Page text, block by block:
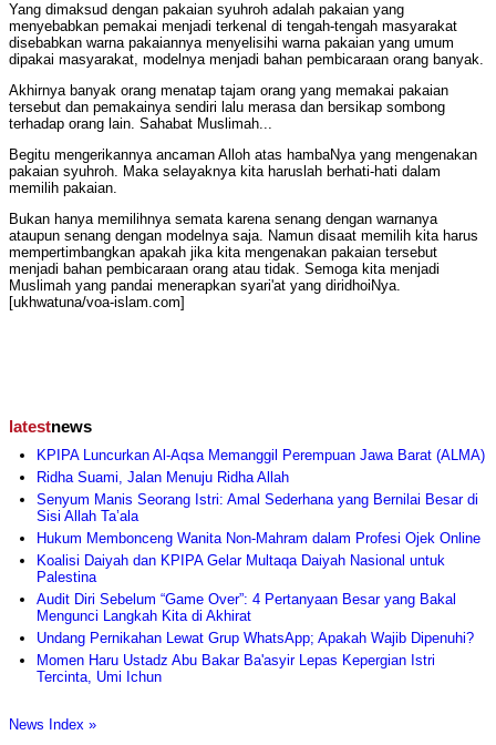
Yang dimaksud dengan pakaian syuhroh adalah pakaian yang
menyebabkan pemakai menjadi terkenal di tengah-tengah masyarakat
disebabkan warna pakaiannya menyelisihi warna pakaian yang umum
dipakai masyarakat, modelnya menjadi bahan pembicaraan orang banyak.
Akhirnya banyak orang menatap tajam orang yang memakai pakaian
tersebut dan pemakainya sendiri lalu merasa dan bersikap sombong
terhadap orang lain. Sahabat Muslimah...
Begitu mengerikannya ancaman Alloh atas hambaNya yang mengenakan
pakaian syuhroh. Maka selayaknya kita haruslah berhati-hati dalam
memilih pakaian.
Bukan hanya memilihnya semata karena senang dengan warnanya
ataupun senang dengan modelnya saja. Namun disaat memilih kita harus
mempertimbangkan apakah jika kita mengenakan pakaian tersebut
menjadi bahan pembicaraan orang atau tidak. Semoga kita menjadi
Muslimah yang pandai menerapkan syari'at yang diridhoiNya.
[ukhwatuna/voa-islam.com]
latestnews
KPIPA Luncurkan Al-Aqsa Memanggil Perempuan Jawa Barat (ALMA)
Ridha Suami, Jalan Menuju Ridha Allah
Senyum Manis Seorang Istri: Amal Sederhana yang Bernilai Besar di
Sisi Allah Ta’ala
Hukum Membonceng Wanita Non-Mahram dalam Profesi Ojek Online
Koalisi Daiyah dan KPIPA Gelar Multaqa Daiyah Nasional untuk
Palestina
Audit Diri Sebelum “Game Over”: 4 Pertanyaan Besar yang Bakal
Mengunci Langkah Kita di Akhirat
Undang Pernikahan Lewat Grup WhatsApp; Apakah Wajib Dipenuhi?
Momen Haru Ustadz Abu Bakar Ba'asyir Lepas Kepergian Istri
Tercinta, Umi Ichun
News Index »